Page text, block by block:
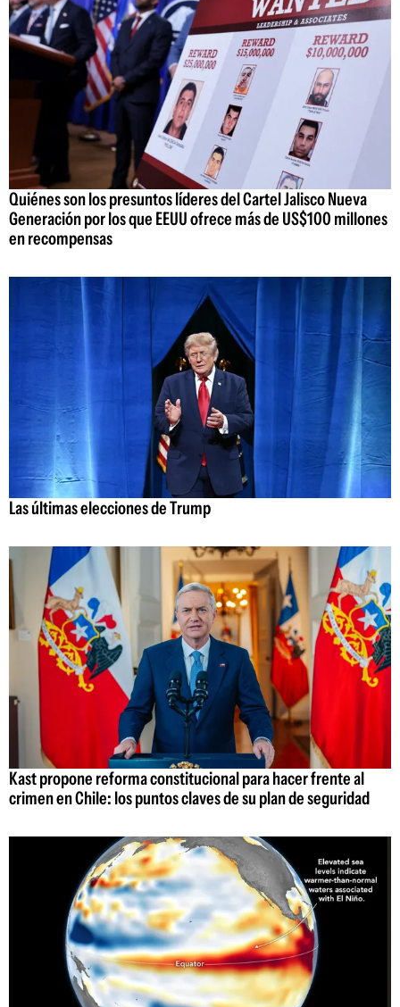
Quiénes son los presuntos líderes del Cartel Jalisco Nueva
Generación por los que EEUU ofrece más de US$100 millones
en recompensas
Las últimas elecciones de Trump
Kast propone reforma constitucional para hacer frente al
crimen en Chile: los puntos claves de su plan de seguridad